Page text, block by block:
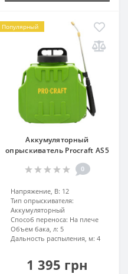
Популярный
Аккумуляторный
опрыскиватель Procraft AS5
0
Напряжение, В: 12
Тип опрыскивателя:
Аккумуляторный
Способ переноса: На плече
Объем бака, л: 5
Дальность распыления, м: 4
1 395 грн